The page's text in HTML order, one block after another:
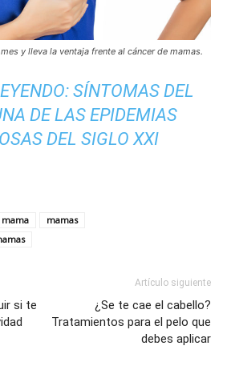
y lleva la ventaja frente al cáncer de mamas.
SÍNTOMAS DEL
DE LAS EPIDEMIAS
DEL SIGLO XXI
mamas
si te
Artículo siguiente
¿Se te cae el cabello?
Tratamientos para el pelo que
debes aplicar